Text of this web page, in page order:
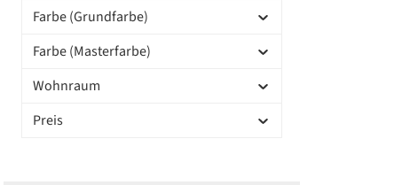
Farbe (Grundfarbe)
Farbe (Masterfarbe)
Wohnraum
Preis